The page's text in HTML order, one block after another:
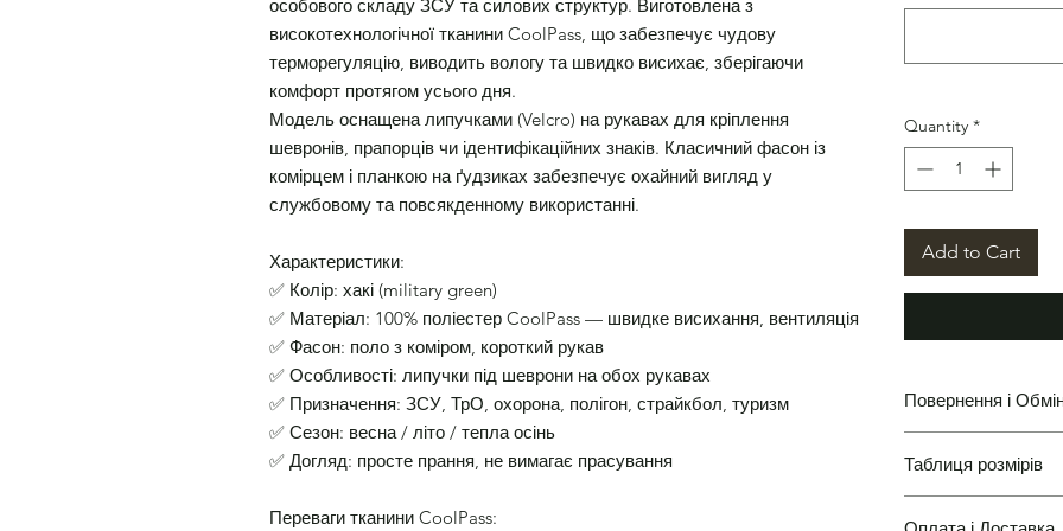
особового складу ЗСУ та силових структур. Виготовлена з
високотехнологічної тканини CoolPass, що забезпечує чудову
терморегуляцію, виводить вологу та швидко висихає, зберігаючи
комфорт протягом усього дня.
Модель оснащена липучками (Velcro) на рукавах для кріплення
шевронів, прапорців чи ідентифікаційних знаків. Класичний фасон із
комірцем і планкою на ґудзиках забезпечує охайний вигляд у
службовому та повсякденному використанні.
Характеристики:
✅ Колір: хакі (military green)
✅ Матеріал: 100% поліестер CoolPass — швидке висихання, вентиляція
✅ Фасон: поло з коміром, короткий рукав
✅ Особливості: липучки під шеврони на обох рукавах
✅ Призначення: ЗСУ, ТрО, охорона, полігон, страйкбол, туризм
✅ Сезон: весна / літо / тепла осінь
✅ Догляд: просте прання, не вимагає прасування
Переваги тканини CoolPass:
Quantity *
Add to Cart
Повернення і
Повернення і Обмін
Таблиця розмірів